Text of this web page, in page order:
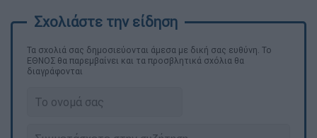
Τα σχολιά σας δημοσιεύονται άμεσα με δική σας ευθύνη. Το
ΕΘΝΟΣ θα παρεμβαίνει και τα προσβλητικά σχόλια θα
διαγράφονται